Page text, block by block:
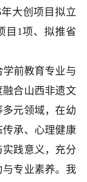
大创项目拟立
目1项、拟推省
前教育专业与
合山西非遗文
元领域，在幼
承、心理健康
践意义，充分
专业素养。我